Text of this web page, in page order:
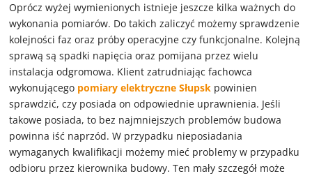
Oprócz wyżej wymienionych istnieje jeszcze kilka ważnych do
wykonania pomiarów. Do takich zaliczyć możemy sprawdzenie
kolejności faz oraz próby operacyjne czy funkcjonalne. Kolejną
sprawą są spadki napięcia oraz pomijana przez wielu
instalacja odgromowa. Klient zatrudniając fachowca
wykonującego pomiary elektryczne Słupsk powinien
sprawdzić, czy posiada on odpowiednie uprawnienia. Jeśli
takowe posiada, to bez najmniejszych problemów budowa
powinna iść naprzód. W przypadku nieposiadania
wymaganych kwalifikacji możemy mieć problemy w przypadku
odbioru przez kierownika budowy. Ten mały szczegół może